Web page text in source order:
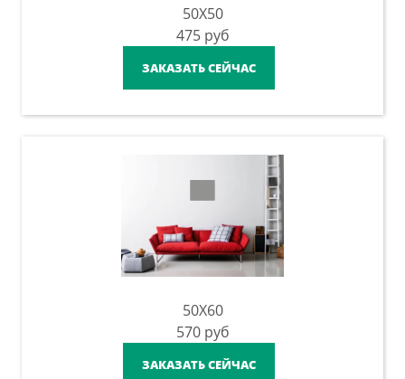
50X50
475 руб
ЗАКАЗАТЬ СЕЙЧАС
50X60
570 руб
ЗАКАЗАТЬ СЕЙЧАС